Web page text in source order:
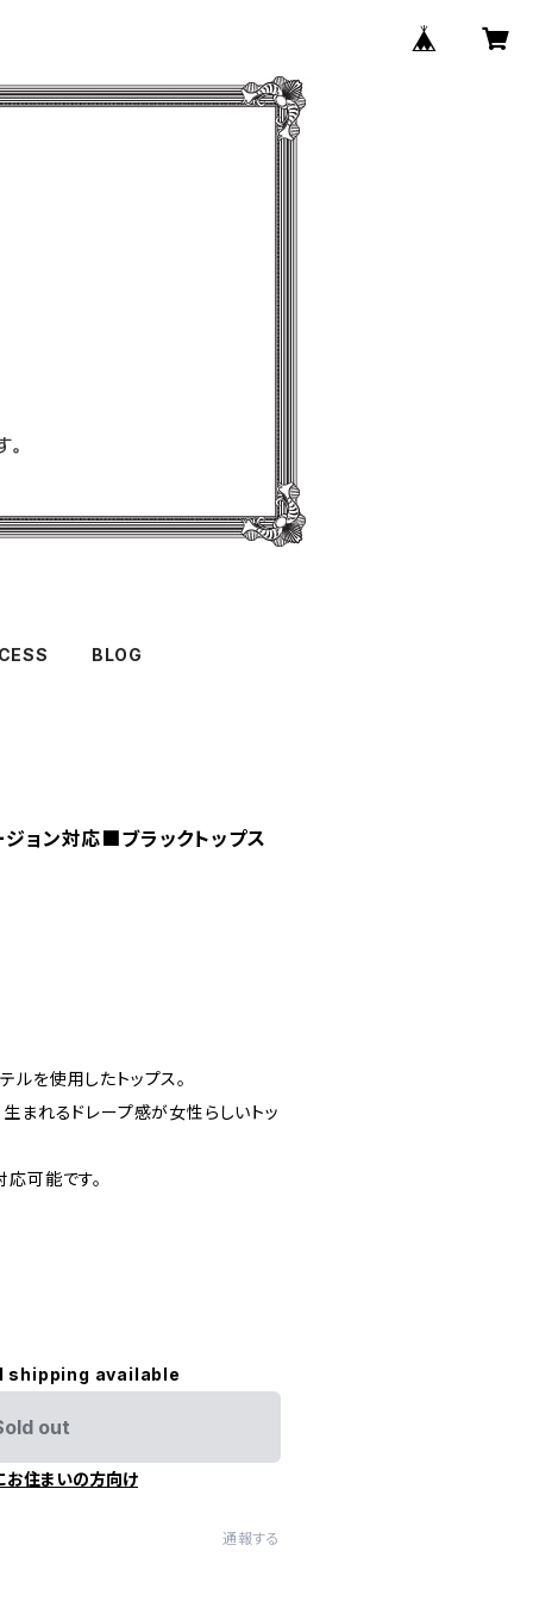
BLOG
ン対応■ブラックトップス
を使用したトップス。
まれるドレープ感が女性らしいトッ
可能です。
shipping available
out
お住まいの方向け
通報する